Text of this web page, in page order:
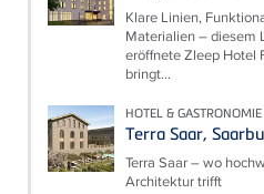
Klare Linien,
Materialien – diesem
eröffnete Zleep Hotel
bringt...
HOTEL & GASTRONOMIE
Terra Saar,
Terra Saar – wo
Architektur trifft